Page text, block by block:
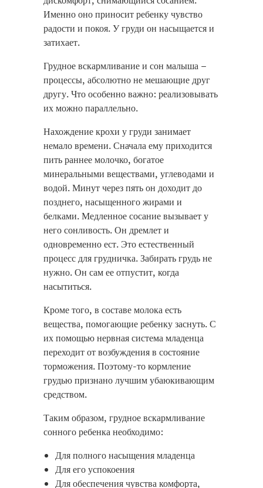
Именно оно приносит ребенку чувство
радости и покоя. У груди он насыщается и
затихает.
Грудное вскармливание и сон малыша –
процессы, абсолютно не мешающие друг
другу. Что особенно важно: реализовывать
их можно параллельно.
Нахождение крохи у груди занимает
немало времени. Сначала ему приходится
пить раннее молочко, богатое
минеральными веществами, углеводами и
водой. Минут через пять он доходит до
позднего, насыщенного жирами и
белками. Медленное сосание вызывает у
него сонливость. Он дремлет и
одновременно ест. Это естественный
процесс для грудничка. Забирать грудь не
нужно. Он сам ее отпустит, когда
насытиться.
Кроме того, в составе молока есть
вещества, помогающие ребенку заснуть. С
их помощью нервная система младенца
переходит от возбуждения в состояние
торможения. Поэтому-то кормление
грудью признано лучшим убаюкивающим
средством.
Таким образом, грудное вскармливание
сонного ребенка необходимо:
Для полного насыщения младенца
Для его успокоения
Для обеспечения чувства комфорта,